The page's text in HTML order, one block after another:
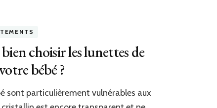
choisir les lunettes de
bébé ?
sont particulièrement vulnérables aux